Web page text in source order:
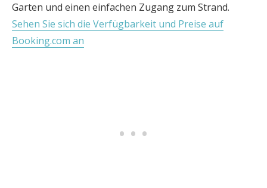
Garten und einen einfachen Zugang zum Strand.
Sehen Sie sich die Verfügbarkeit und Preise auf
Booking.com an